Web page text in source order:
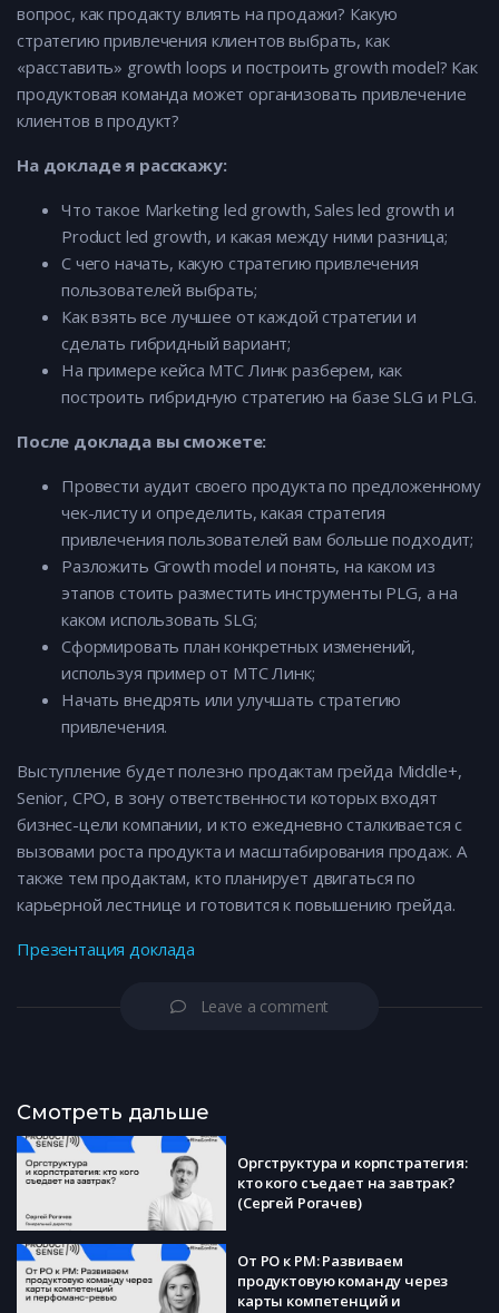
вопрос, как продакту влиять на продажи? Какую
стратегию привлечения клиентов выбрать, как
«расставить» growth loops и построить growth model? Как
продуктовая команда может организовать привлечение
клиентов в продукт?
На докладе я расскажу:
Что такое Marketing led growth, Sales led growth и
Product led growth, и какая между ними разница;
С чего начать, какую стратегию привлечения
пользователей выбрать;
Как взять все лучшее от каждой стратегии и
сделать гибридный вариант;
На примере кейса МТС Линк разберем, как
построить гибридную стратегию на базе SLG и PLG.
После доклада вы сможете:
Провести аудит своего продукта по предложенному
чек-листу и определить, какая стратегия
привлечения пользователей вам больше подходит;
Разложить Growth model и понять, на каком из
этапов стоить разместить инструменты PLG, а на
каком использовать SLG;
Сформировать план конкретных изменений,
используя пример от МТС Линк;
Начать внедрять или улучшать стратегию
привлечения.
Выступление будет полезно продактам грейда Middle+,
Senior, CPO, в зону ответственности которых входят
бизнес-цели компании, и кто ежедневно сталкивается с
вызовами роста продукта и масштабирования продаж. А
также тем продактам, кто планирует двигаться по
карьерной лестнице и готовится к повышению грейда.
Презентация доклада
Leave a comment
Смотреть дальше
Оргструктура и корпстратегия:
кто кого съедает на завтрак?
(Сергей Рогачев)
От PO к PM: Развиваем
продуктовую команду через
карты компетенций и